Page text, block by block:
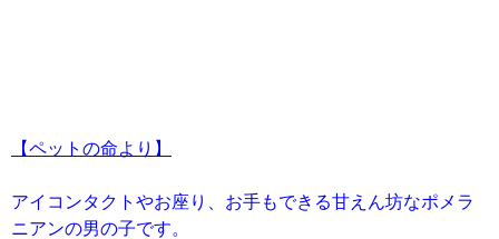
【ペットの命より】
アイコンタクトやお座り、お手もできる甘えん坊なポメラ
ニアンの男の子です。